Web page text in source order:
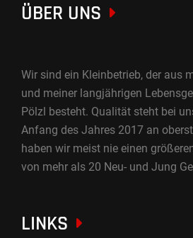
ÜBER UNS
Wir sind ein Kleinbetrieb, der aus
und meiner langjährigen
Pölzl besteht. Qualität steht bei
Anfang des Jahres 2017 an
haben wir meist nie einen
von mehr als 20 Neu- und Jung
LINKS